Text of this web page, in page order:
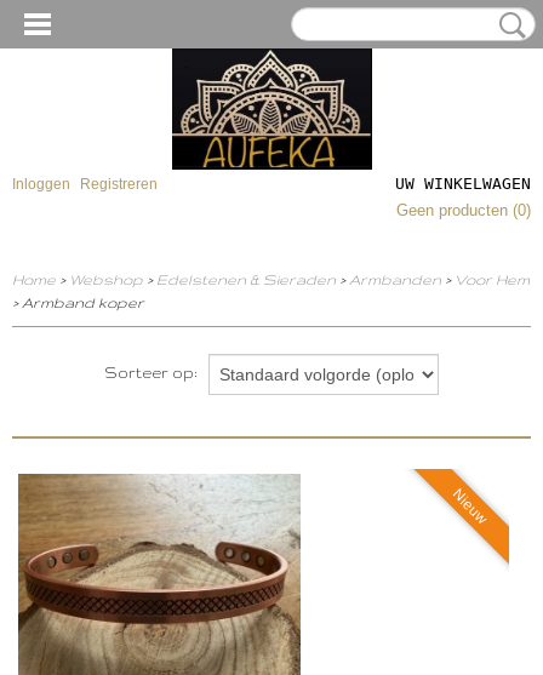
Inloggen Registreren
UW WINKELWAGEN
Geen producten (0)
Home > Webshop > Edelstenen & Sieraden > Armbanden > Voor Hem
> Armband koper
Sorteer op:
Nieuw